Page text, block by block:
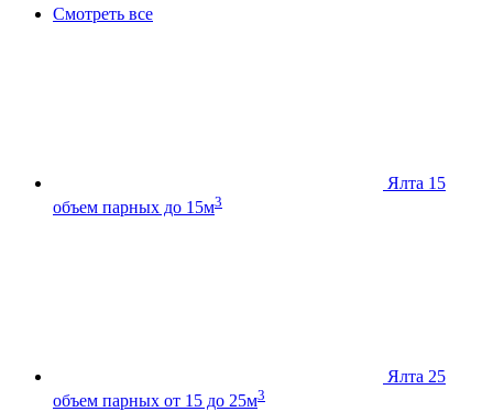
Смотреть все
Ялта 15
объем парных до 15м3
Ялта 25
объем парных от 15 до 25м3